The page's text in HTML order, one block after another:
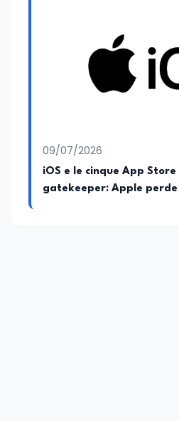
09/07/2026
iOS e le cinque App
gatekeeper: Apple perde